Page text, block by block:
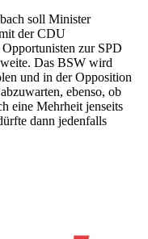
soll Minister
der CDU
zur SPD
Das BSW wird
und in der Opposition
ebenso, ob
eine Mehrheit jenseits
dann jedenfalls